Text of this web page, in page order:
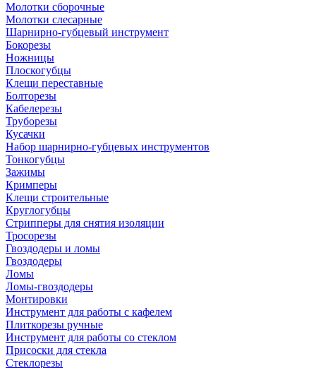
Молотки сборочные
Молотки слесарные
Шарнирно-губцевый инструмент
Бокорезы
Ножницы
Плоскогубцы
Клещи переставные
Болторезы
Кабелерезы
Труборезы
Кусачки
Набор шарнирно-губцевых инструментов
Тонкогубцы
Зажимы
Кримперы
Клещи строительные
Круглогубцы
Стрипперы для снятия изоляции
Тросорезы
Гвоздодеры и ломы
Гвоздодеры
Ломы
Ломы-гвоздодеры
Монтировки
Инструмент для работы с кафелем
Плиткорезы ручные
Инструмент для работы со стеклом
Присоски для стекла
Стеклорезы